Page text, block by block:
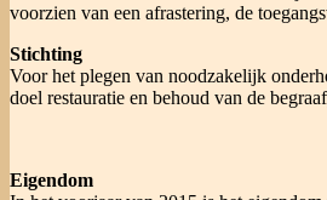
voorzien van een afrastering, de
Stichting
Voor het plegen van noodzakelijk
doel restauratie en behoud van de
Eigendom